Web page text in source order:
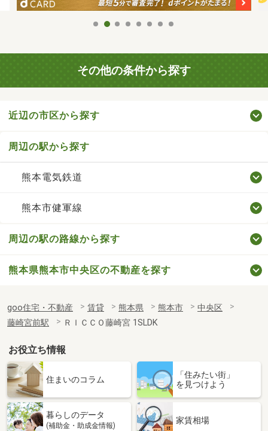
その他の条件から探す
近辺の市区から探す
周辺の駅から探す
熊本電気鉄道
熊本市健軍線
周辺の駅の路線から探す
熊本県熊本市中央区の不動産を探す
goo住宅・不動産 賃貸 熊本県 熊本市
中央区
藤崎宮前駅
ＲＩＣＣＯ藤崎宮 1SLDK
お役立ち情報
住まいのコラム
「住みたい街」
を見つけよう
暮らしのデータ
(補助金・助成金情報)
家賃相場